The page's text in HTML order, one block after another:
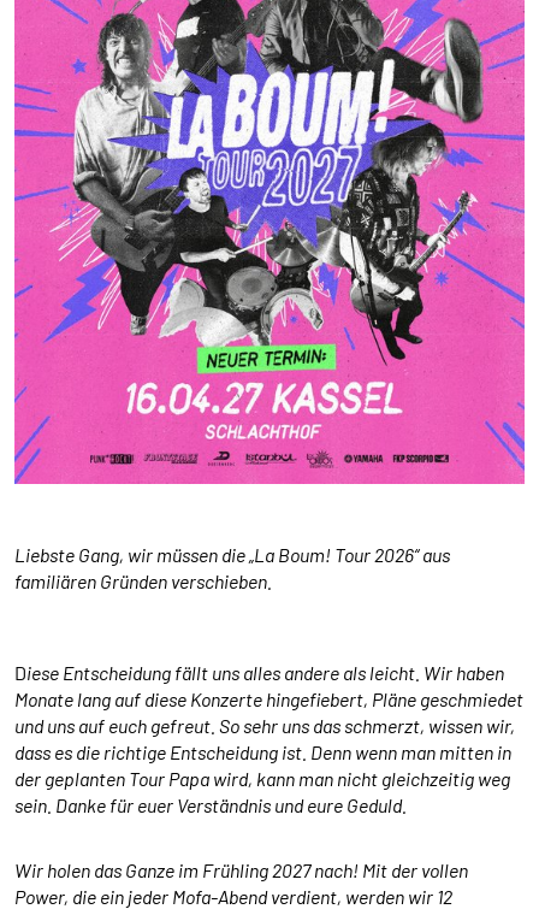
Liebste Gang, wir müssen die „La Boum! Tour 2026“ aus
familiären Gründen verschieben.
Diese Entscheidung fällt uns alles andere als leicht. Wir haben
Monate lang auf diese Konzerte hingefiebert, Pläne geschmiedet
und uns auf euch gefreut. So sehr uns das schmerzt, wissen wir,
dass es die richtige Entscheidung ist. Denn wenn man mitten in
der geplanten Tour Papa wird, kann man nicht gleichzeitig weg
sein. Danke für euer Verständnis und eure Geduld.
Wir holen das Ganze im Frühling 2027 nach! Mit der vollen
Power, die ein jeder Mofa-Abend verdient, werden wir 12
Cookie Laufzeit:
1 Jahr
SPENDENFORMULAR
Warum bitten wir darum für das Spendenformular
Daten übertragen zu dürfen?
Es werden Daten an HelpDirect und an Google
übertragen. Wir verwenden auf der Spendenseite
reCAPTCHA. reCAPTCHA versucht zu unterscheiden, ob
eine bestimmte Handlung im Internet von einem
Menschen oder von einem Computerprogramm bzw. Bot
vorgenommen wird. Wir verwenden reCAPTCHA
ausschließlich im Spendenformular um MIssbrauch
vorzubeugen. Da das Formular von HelpDirect zur
Verfügung gestellt wird, werden auch die Daten des
Captcha und des Formulars an HelpDirect übertragen.
Anbieter:
Zweck:
Erkennung von Spam und Schutz vor Missbrauch
im Spendenformular, Abwicklung der Spende mit
HelpDirect.
Cookie Laufzeit: